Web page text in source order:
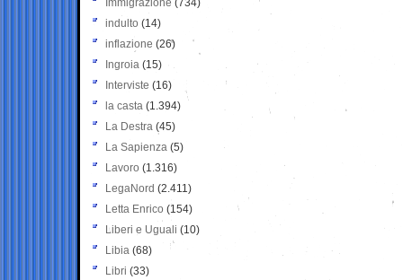
Immigrazione (734)
indulto (14)
inflazione (26)
Ingroia (15)
Interviste (16)
la casta (1.394)
La Destra (45)
La Sapienza (5)
Lavoro (1.316)
LegaNord (2.411)
Letta Enrico (154)
Liberi e Uguali (10)
Libia (68)
Libri (33)